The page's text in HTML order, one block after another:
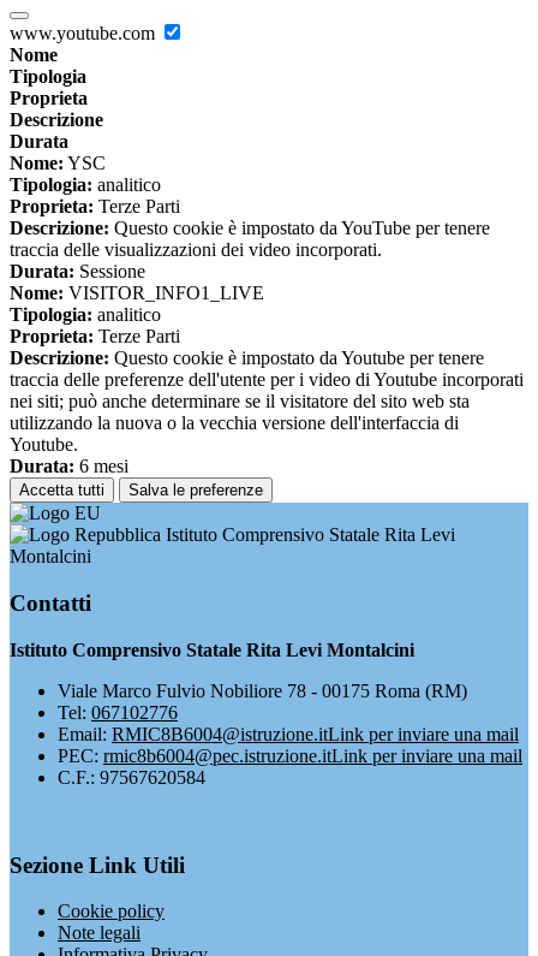
www.youtube.com
Nome
Tipologia
Proprieta
Descrizione
Durata
Nome: YSC
Tipologia: analitico
Proprieta: Terze Parti
Descrizione: Questo cookie è impostato da YouTube per tenere
traccia delle visualizzazioni dei video incorporati.
Durata: Sessione
Nome: VISITOR_INFO1_LIVE
Tipologia: analitico
Proprieta: Terze Parti
Descrizione: Questo cookie è impostato da Youtube per tenere
traccia delle preferenze dell'utente per i video di Youtube incorporati
nei siti; può anche determinare se il visitatore del sito web sta
utilizzando la nuova o la vecchia versione dell'interfaccia di
Youtube.
Durata: 6 mesi
Accetta tutti Salva le preferenze
Istituto Comprensivo Statale Rita Levi
Montalcini
Contatti
Istituto Comprensivo Statale Rita Levi Montalcini
Viale Marco Fulvio Nobiliore 78 - 00175 Roma (RM)
Tel: 067102776
Email: RMIC8B6004@istruzione.itLink per inviare una mail
PEC: rmic8b6004@pec.istruzione.itLink per inviare una mail
C.F.: 97567620584
Sezione Link Utili
Cookie policy
Note legali